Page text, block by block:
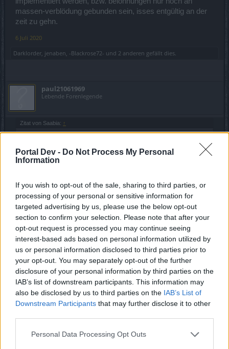
Portal Dev - Do Not Process My Personal
Information
If you wish to opt-out of the sale, sharing to third parties, or
processing of your personal or sensitive information for
targeted advertising by us, please use the below opt-out
section to confirm your selection. Please note that after your
opt-out request is processed you may continue seeing
interest-based ads based on personal information utilized by
us or personal information disclosed to third parties prior to
your opt-out. You may separately opt-out of the further
disclosure of your personal information by third parties on the
IAB’s list of downstream participants. This information may
also be disclosed by us to third parties on the IAB’s List of
Downstream Participants that may further disclose it to other
Personal Data Processing Opt Outs
massen-verblödung gebunden sein, isses entgültig an der
zeit zu gehn.
6 Juli 2020
Darklorder, jenaben, -Blackrose72- und 2 anderen gefällt dies.
paul21061969
Lebende Forenlegende
Zitat von Saabia: ↑
Ab 2 geht dann der neue Tag los.
Darum 2x.;o)
das gleiche gabs mit den gratis tikets ab null uhr 2 und um
2 uhr noch mal 2 und selbe mit angelruten
6 Juli 2020
Xerustesgefällt dies.
PugvonStardock
Allwissendes Orakel
Zitat von Aqua-apfel: ↑
Arena, der Rest war Mist und die Arena eigentlich auch.